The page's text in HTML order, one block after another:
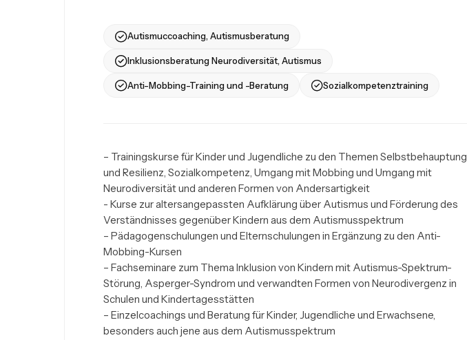
Autismuccoaching, Autismusberatung
Inklusionsberatung Neurodiversität, Autismus
Anti-Mobbing-Training und -Beratung Sozialkompetenztraining
– Trainingskurse für Kinder und Jugendliche zu den Themen Selbstbehauptung
und Resilienz, Sozialkompetenz, Umgang mit Mobbing und Umgang mit
Neurodiversität und anderen Formen von Andersartigkeit
- Kurse zur altersangepassten Aufklärung über Autismus und Förderung des
Verständnisses gegenüber Kindern aus dem Autismusspektrum
– Pädagogenschulungen und Elternschulungen in Ergänzung zu den Anti-
Mobbing-Kursen
– Fachseminare zum Thema Inklusion von Kindern mit Autismus-Spektrum-
Störung, Asperger-Syndrom und verwandten Formen von Neurodivergenz in
Schulen und Kindertagesstätten
– Einzelcoachings und Beratung für Kinder, Jugendliche und Erwachsene,
besonders auch jene aus dem Autismusspektrum